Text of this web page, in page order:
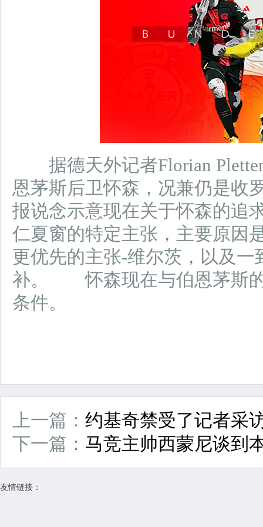
据德天外记者Florian
恩茅斯后卫怀森，况兼仍是
报说念示意现在关于怀森的追
仁夏窗的特定主张，主要原因
更优先的主张-维尔茨，以及
补。 怀森现在与伯恩茅斯的
条件。
上一篇： 约基奇禁受了记者采
下一篇： 马竞主帅西蒙尼谈到
友情链接：